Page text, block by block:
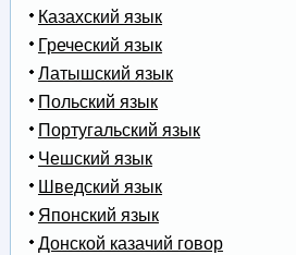
Казахский язык
Греческий язык
Латышский язык
Польский язык
Португальский язык
Чешский язык
Шведский язык
Японский язык
Донской казачий говор